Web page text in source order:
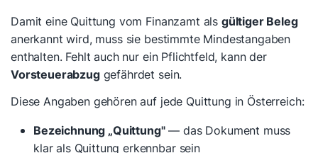
Damit eine Quittung vom Finanzamt als gültiger Beleg
anerkannt wird, muss sie bestimmte Mindestangaben
enthalten. Fehlt auch nur ein Pflichtfeld, kann der
Vorsteuerabzuggefährdet sein.
Diese Angaben gehören auf jede Quittung in Österreich:
Bezeichnung „Quittung"— das Dokument muss
klar als Quittung erkennbar sein